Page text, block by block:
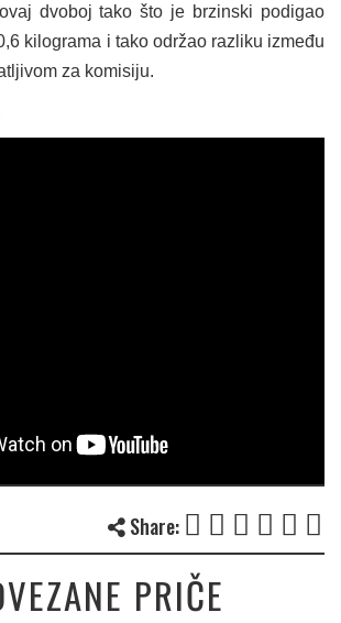
dvoboj tako što je brzinski podigao
kilograma i tako održao razliku između
za komisiju.
Share:
PRIČE